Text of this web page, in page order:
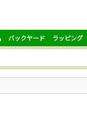
バックヤード ラッピング